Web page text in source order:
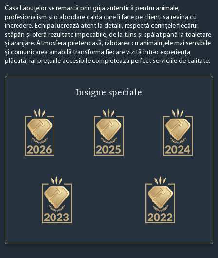
Casa Lăbuțelor se remarcă prin grijă autentică pentru animale,
profesionalism și o abordare caldă care îi face pe clienți să revină cu
încredere. Echipa lucrează atent la detalii, respectă cerințele fiecărui
stăpân și oferă rezultate impecabile, de la tuns și spălat până la toaletare
și aranjare. Atmosfera prietenoasă, răbdarea cu animăluțele mai sensibile
și comunicarea amabilă transformă fiecare vizită într-o experiență
plăcută, iar prețurile accesibile completează perfect serviciile de calitate.
Insigne speciale